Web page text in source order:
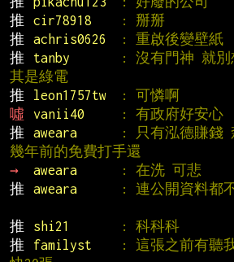
推
cir78918 : 掰掰
推
achris0626 : 重啟後變壁紙
推
tanby
: 沒有門神 就別
其是綠電
推
leon1757tw : 可憐啊
噓
vanii40 : 有政府好安心
推
aweara
: 只有泓德賺錢
幾年前的免費打手還
→
aweara : 在洗 可悲
推
aweara
: 連公開資料都
推
shi21 : 科科科
推
familyst
: 這張之前有聽